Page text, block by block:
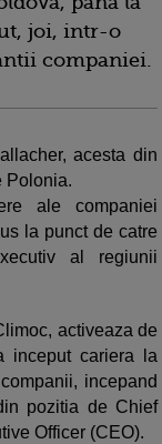
joi, intr-o
companiei.
acesta din
Polonia.
ale companiei
la punct de catre
al regiunii
activeaza de
inceput cariera la
incepand
pozitia de Chief
Officer (CEO).